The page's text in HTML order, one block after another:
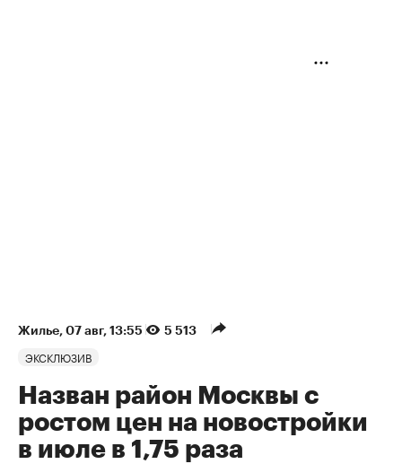
Жилье⁠, 07 авг, 13:55 5 513
ЭКСКЛЮЗИВ
Назван район Москвы с
ростом цен на новостройки
в июле в 1,75 раза